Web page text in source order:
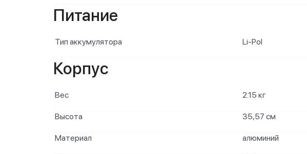
Питание
Тип аккумулятора Li-Pol
Корпус
Вес 2.15 кг
Высота 35,57 см
Материал алюминий